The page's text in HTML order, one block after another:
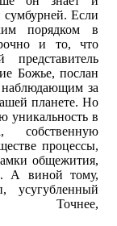
Если
порядком в
и то, что
Божье, послан
наблюдающим за
планете. Но
уникальность в
собственную
процессы,
общежития,
А виной тому,
усугубленный
Точнее,